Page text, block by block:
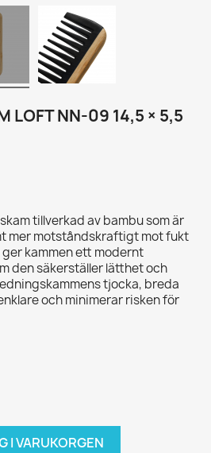
LOFT NN-09 14,5 × 5,5
tillverkad av bambu som är
mer motståndskraftigt mot fukt
kammen ett modernt
den säkerställer lätthet och
tjocka, breda
och minimerar risken för
I VARUKORGEN